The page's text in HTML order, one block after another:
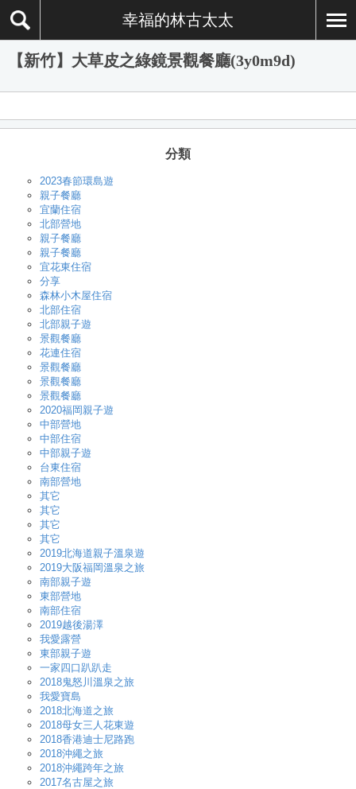
幸福的林古太太
【新竹】大草皮之綠鏡景觀餐廳(3y0m9d)
分類
2023春節環島遊
親子餐廳
宜蘭住宿
北部營地
親子餐廳
親子餐廳
宜花東住宿
分享
森林小木屋住宿
北部住宿
北部親子遊
景觀餐廳
花連住宿
景觀餐廳
景觀餐廳
景觀餐廳
2020福岡親子遊
中部營地
中部住宿
中部親子遊
台東住宿
南部營地
其它
其它
其它
其它
2019北海道親子溫泉遊
2019大阪福岡溫泉之旅
南部親子遊
東部營地
南部住宿
2019越後湯澤
我愛露營
東部親子遊
一家四口趴趴走
2018鬼怒川溫泉之旅
我愛寶島
2018北海道之旅
2018母女三人花東遊
2018香港迪士尼路跑
2018沖繩之旅
2018沖繩跨年之旅
2017名古屋之旅